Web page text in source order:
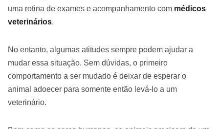
uma rotina de exames e acompanhamento com médicos
veterinários.
No entanto, algumas atitudes sempre podem ajudar a
mudar essa situação. Sem dúvidas, o primeiro
comportamento a ser mudado é deixar de esperar o
animal adoecer para somente então levá-lo a um
veterinário.